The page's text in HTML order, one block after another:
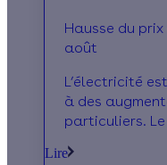
Hausse du
août
L’électricité
à des
particuliers.
tarifs dès le 1er
Lire